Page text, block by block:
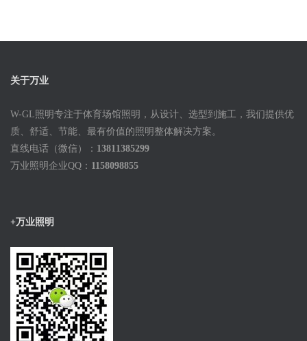
关于万业
W-GL照明专注于体育场馆照明，从设计、选型到施工，我们提供优
质、舒适、节能、最有价值的照明整体解决方案。
直线电话（微信）： 13811385299
万业照明企业QQ： 1158098855
+万业照明